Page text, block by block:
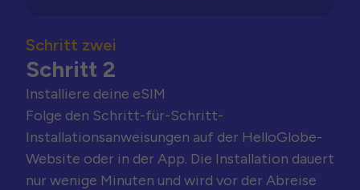
Schritt zwei
Schritt 2
Installiere deine eSIM
Folge den Schritt-für-Schritt-
Installationsanweisungen auf der HelloGlobe-
Website oder in der App. Die Installation dauert
nur wenige Minuten und wird vor der Abreise